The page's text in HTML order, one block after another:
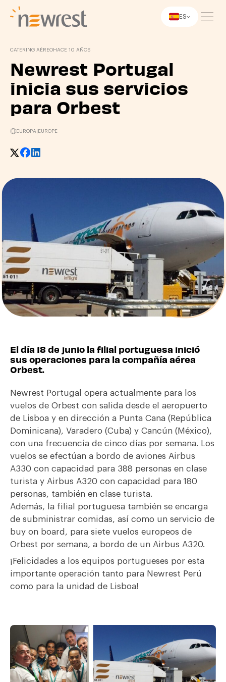
ES
CATERING AÉREO HACE 10 AÑOS
Newrest Portugal
inicia sus servicios
para Orbest
EUROPA EUROPE
El día 18 de junio la filial portuguesa inició
sus operaciones para la compañía aérea
Orbest.
Newrest Portugal opera actualmente para los
vuelos de Orbest con salida desde el aeropuerto
de Lisboa y en dirección a Punta Cana (República
Dominicana), Varadero (Cuba) y Cancún (México),
con una frecuencia de cinco días por semana. Los
vuelos se efectúan a bordo de aviones Airbus
A330 con capacidad para 388 personas en clase
turista y Airbus A320 con capacidad para 180
personas, también en clase turista.
Además, la filial portuguesa también se encarga
de subministrar comidas, así como un servicio de
buy on board, para siete vuelos europeos de
Orbest por semana, a bordo de un Airbus A320.
¡Felicidades a los equipos portugueses por esta
importante operación tanto para Newrest Perú
como para la unidad de Lisboa!